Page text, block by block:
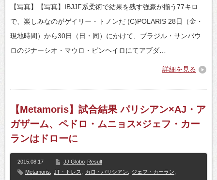
【写真】【写真】IBJJF系柔術で結果を残す強豪が揃う77キロ
で、楽しみなのがゲイリー・トノンだ (C)POLARIS 28日（金・
現地時間）から30日（日・同）にかけて、ブラジル・サンパウ
ロのジナーシオ・マウロ・ピンヘイロにてアブダ…
詳細を見る
【Metamoris】試合結果 パリシアン×AJ・ア
ガザーム、ペドロ・ムニョス×ジェフ・カー
ランはドローに
2015.08.17 JJ Globo Result
Metamoris
JT・トレス カロ・パリシアン ジェフ・カーラン